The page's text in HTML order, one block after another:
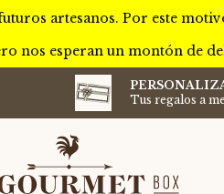
artesanos. Por este
nos esperan un montón de
Tus regalos a